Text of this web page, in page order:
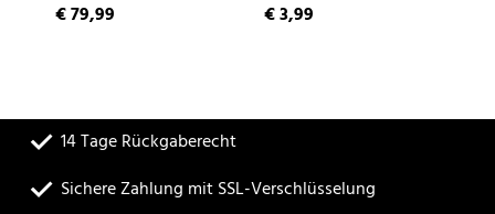
€ 79,99 € 3,99
14 Tage Rückgaberecht
Sichere Zahlung mit SSL-Verschlüsselung